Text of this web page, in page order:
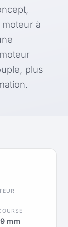
à
plus
mm